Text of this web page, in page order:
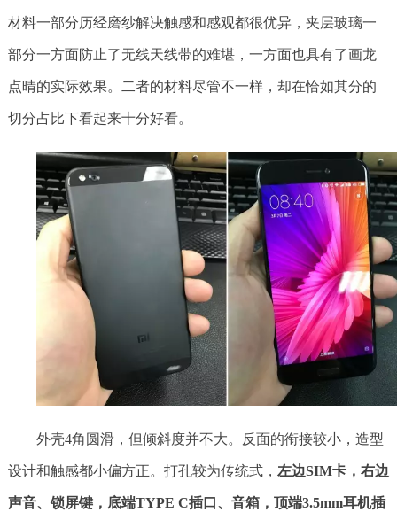
材料一部分历经磨纱解决触感和感观都很优异，夹层玻璃一
部分一方面防止了无线天线带的难堪，一方面也具有了画龙
点晴的实际效果。二者的材料尽管不一样，却在恰如其分的
切分占比下看起来十分好看。
外壳4角圆滑，但倾斜度并不大。反面的衔接较小，造型
设计和触感都小偏方正。打孔较为传统式， 左边SIM卡，右边
声音、锁屏键，底端TYPE C插口、音箱，顶端3.5mm耳机插